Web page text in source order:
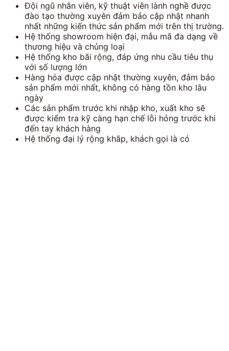
Đội ngũ nhân viên, kỹ thuật viên lành nghề được
đào tạo thường xuyên đảm bảo cập nhật nhanh
nhất những kiến thức sản phẩm mới trên thị trường.
Hệ thống showroom hiện đại, mẫu mã đa dạng về
thương hiệu và chủng loại
Hệ thống kho bãi rộng, đáp ứng nhu cầu tiêu thụ
với số lượng lớn
Hàng hóa được cập nhật thường xuyên, đảm bảo
sản phẩm mới nhất, không có hàng tồn kho lâu
ngày
Các sản phẩm trước khi nhập kho, xuất kho sẽ
được kiểm tra kỹ càng hạn chế lỗi hỏng trước khi
đến tay khách hàng
Hệ thống đại lý rộng khắp, khách gọi là có